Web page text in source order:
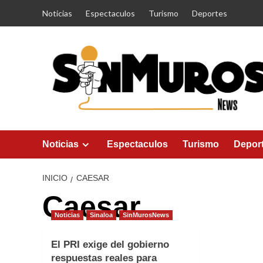
Noticias Espectaculos Turismo Deportes
Noticias Espectaculos Turismo
INICIO CAESAR
Caesar
Noticias Sinaloa SinMurosNews
El PRI exige del gobierno
respuestas reales para